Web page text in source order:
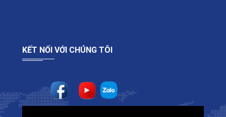
KẾT NỐI VỚI CHÚNG TÔI